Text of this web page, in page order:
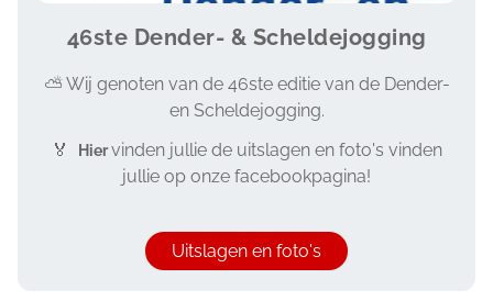
46ste Dender- & Scheldejogging
⛅Wij genoten van de 46ste editie van de Dender-
en Scheldejogging.
🏅
Hiervinden jullie de uitslagen en foto's vinden
jullie op onze facebookpagina!
Uitslagen en foto's